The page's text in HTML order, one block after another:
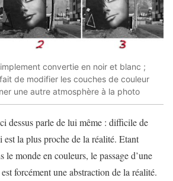
convertie en noir et blanc ;
de modifier les couches de couleur
une autre atmosphère à la photo
dessus parle de lui même : difficile de
la plus proche de la réalité. Etant
le monde en couleurs, le passage d’une
forcément une abstraction de la réalité.